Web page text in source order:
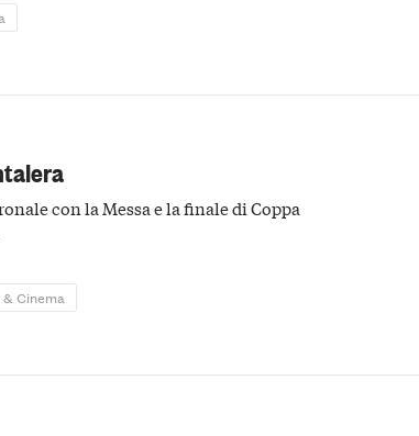
con la Messa e la finale di Coppa
Cinema